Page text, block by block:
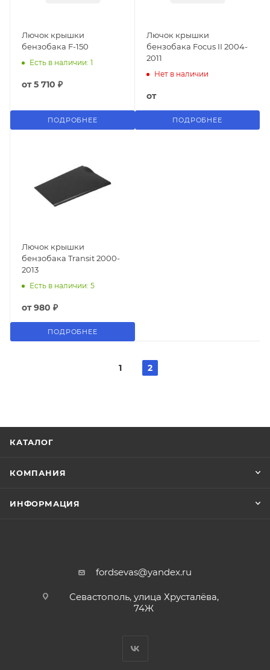
Лючок крышки
бензобака F-150
Есть в наличии: 1
от5 710 ₽
ПОДРОБНЕЕ
Лючок крышки
бензобака Focus II 2004-
2011
Нет в наличии
от
ПОДРОБНЕЕ
Лючок крышки
бензобака Transit 2000-
2013
Есть в наличии: 5
от980 ₽
ПОДРОБНЕЕ
1 2
КАТАЛОГ
КОМПАНИЯ
ИНФОРМАЦИЯ
fordsevas@yandex.ru
Севастополь, улица Хрусталёва,
74Ж